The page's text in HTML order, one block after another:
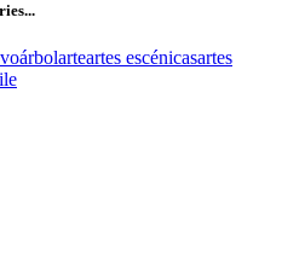
árbolarteartes escénicasartes